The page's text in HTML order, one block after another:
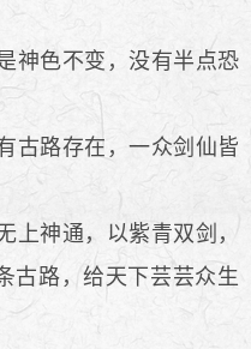
神色不变，没有半点恐
古路存在，一众剑仙皆
神通，以紫青双剑，
古路，给天下芸芸众生